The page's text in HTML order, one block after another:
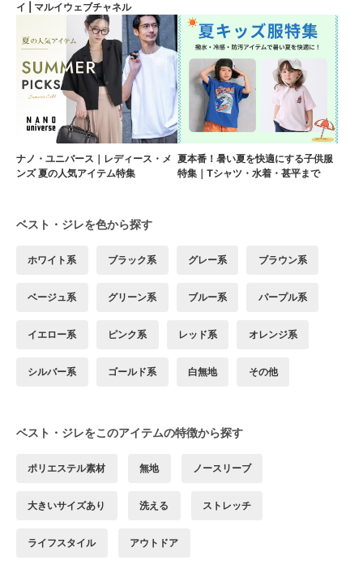
イ | マルイウェブチャネル
ナノ・ユニバース｜レディース・メ
ンズ 夏の人気アイテム特集
夏本番！暑い夏を快適にする子供服
特集｜Tシャツ・水着・甚平まで
ベスト・ジレを色から探す
ホワイト系 ブラック系 グレー系 ブラウン系
ベージュ系 グリーン系 ブルー系 パープル系
イエロー系 ピンク系 レッド系 オレンジ系
シルバー系 ゴールド系 白無地 その他
ベスト・ジレをこのアイテムの特徴から探す
ポリエステル素材 無地 ノースリーブ
大きいサイズあり 洗える ストレッチ
ライフスタイル アウトドア